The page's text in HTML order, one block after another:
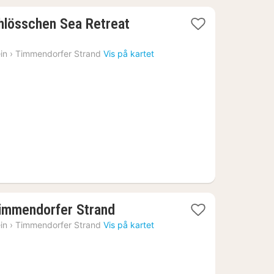
Sea Retreat
› Timmendorfer Strand Vis på kartet
Strand
natt
› Timmendorfer Strand Vis på kartet